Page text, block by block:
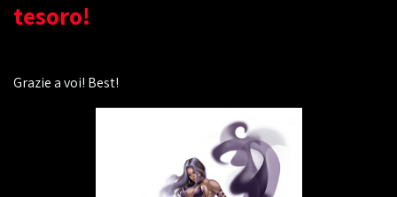
tesoro!
Grazie a voi! Best!